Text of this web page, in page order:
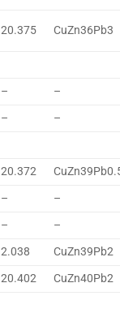
20.375 CuZn36Pb3
–
–
– –
20.372
–
–
–
–
2.038
CuZn39Pb2
20.402 CuZn40Pb2